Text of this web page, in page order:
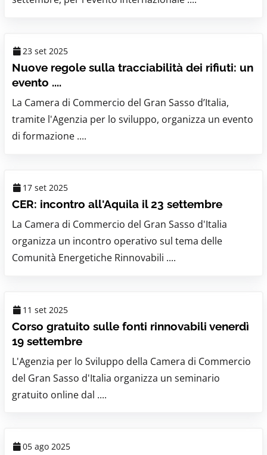
23 set 2025
Nuove regole sulla tracciabilità dei rifiuti: un
evento ....
La Camera di Commercio del Gran Sasso d’Italia,
tramite l'Agenzia per lo sviluppo, organizza un evento
di formazione ....
17 set 2025
CER: incontro all'Aquila il 23 settembre
La Camera di Commercio del Gran Sasso d'Italia
organizza un incontro operativo sul tema delle
Comunità Energetiche Rinnovabili ....
11 set 2025
Corso gratuito sulle fonti rinnovabili venerdì
19 settembre
L'Agenzia per lo Sviluppo della Camera di Commercio
del Gran Sasso d'Italia organizza un seminario
gratuito online dal ....
05 ago 2025